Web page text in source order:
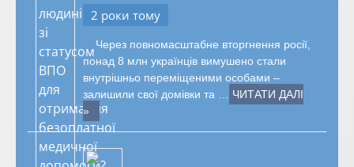
2 роки тому
Через повномасштабне вторгнення росії,
понад 8 млн українців вимушено стали
внутрішньо переміщеними особами –
залишили свої домівки та …
ЧИТАТИ ДАЛІ
»